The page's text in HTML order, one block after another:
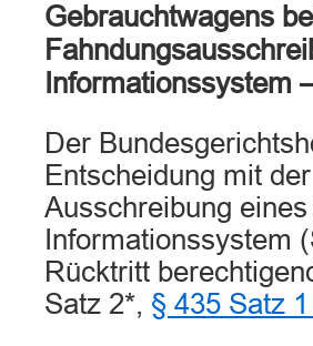
Gebrauchtwagens
Informationssystem
Der
Entscheidung mit
Ausschreibung
Informationssystem
Rücktritt
Satz 2*, § 435 Satz